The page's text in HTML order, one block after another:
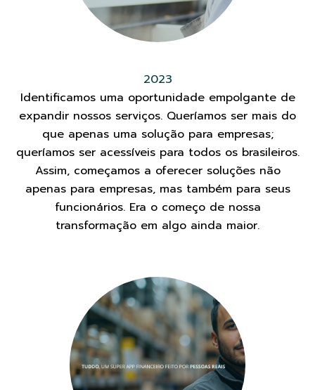
2023
Identificamos uma oportunidade empolgante de
expandir nossos serviços. Queríamos ser mais do
que apenas uma solução para empresas;
queríamos ser acessíveis para todos os brasileiros.
Assim, começamos a oferecer soluções não
apenas para empresas, mas também para seus
funcionários. Era o começo de nossa
transformação em algo ainda maior.